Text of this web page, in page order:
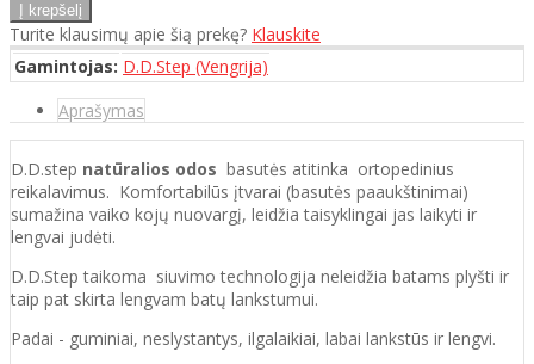
Turite klausimų apie šią prekę? Klauskite
Gamintojas: D.D.Step (Vengrija)
Aprašymas
D.D.step natūralios odos basutės atitinka ortopedinius
reikalavimus. Komfortabilūs įtvarai (basutės paaukštinimai)
sumažina vaiko kojų nuovargį, leidžia taisyklingai jas laikyti ir
lengvai judėti.
D.D.Step taikoma siuvimo technologija neleidžia batams plyšti ir
taip pat skirta lengvam batų lankstumui.
Padai - guminiai, neslystantys, ilgalaikiai, labai lankstūs ir lengvi.